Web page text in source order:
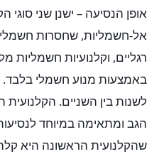
אופן הנסיעה – ישנן שני סוגי
אל-חשמליות, שחסרות
רגליים, וקלנועיות חשמליות
באמצעות מנוע חשמלי בלבד.
לשנות בין השניים.
הגב ומתאימה במיוחד
שהקלנועית הראשונה היא